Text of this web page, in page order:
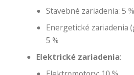
Stavebné zariadenia: 5
Energetické zariadenia
5 %
Elektrické zariadenia: